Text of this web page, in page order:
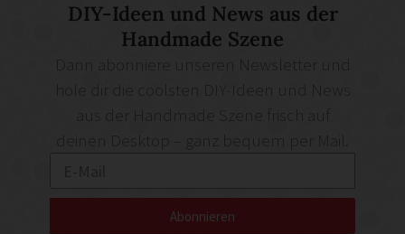
DIY-Ideen und News aus der
Handmade Szene
deinen Desktop – ganz bequem per Mail.
Abonnieren